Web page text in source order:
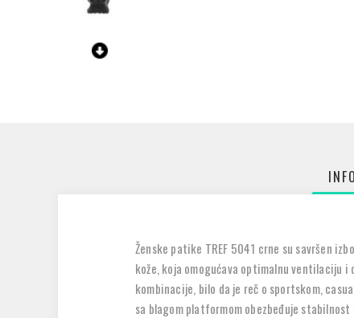
Ženske patike TREF 5041 crne su savršen
kože, koja omogućava optimalnu ventilaciju
kombinacije, bilo da je reč o sportskom,
sa blagom platformom obezbeđuje